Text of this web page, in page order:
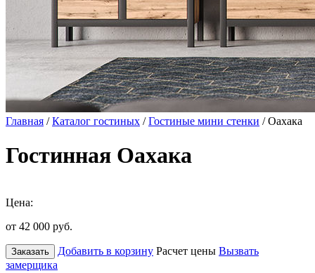
Главная /Каталог гостиных /Гостиные мини стенки / Оахака
Гостинная Оахака
Цена:
от 42 000 руб.
Заказать Добавить в корзину Расчет цены Вызвать
замерщика